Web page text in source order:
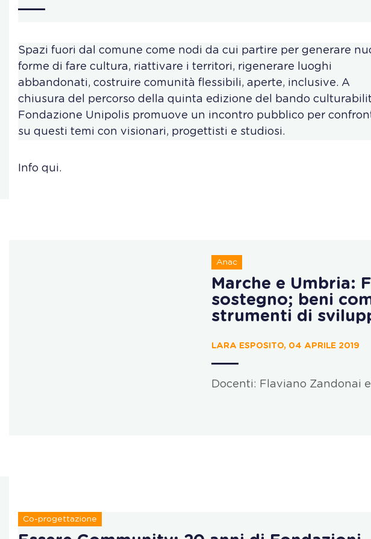
Spazi fuori dal comune come nodi da cui partire per generare
forme di fare cultura, riattivare i territori, rigenerare luoghi
abbandonati, costruire comunità flessibili, aperte, inclusive. A
chiusura del percorso della quinta edizione del bando
Fondazione Unipolis promuove un incontro pubblico per
su questi temi con visionari, progettisti e studiosi.
Info qui.
Anac
Marche e Umbria:
sostegno; beni
strumenti di
LARA ESPOSITO, 04 APRILE 2019
Docenti: Flaviano Zandonai
Co-progettazione